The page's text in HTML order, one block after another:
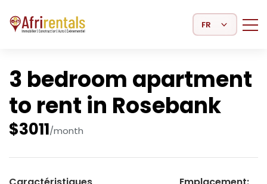
Select Language
3 bedroom apartment
to rent in Rosebank
$3011/month